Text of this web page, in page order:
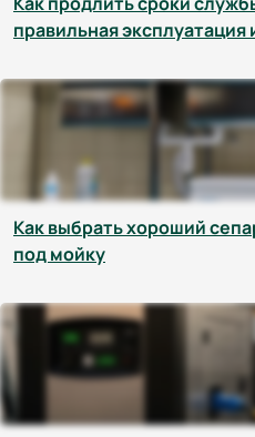
правильная эксплуатация
Как выбрать хороший
под мойку